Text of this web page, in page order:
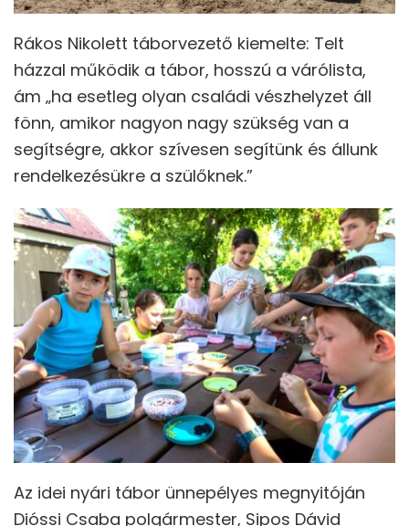
Rákos Nikolett táborvezető kiemelte: Telt
házzal működik a tábor, hosszú a várólista,
ám „ha esetleg olyan családi vészhelyzet áll
fönn, amikor nagyon nagy szükség van a
segítségre, akkor szívesen segítünk és állunk
rendelkezésükre a szülőknek.”
Az idei nyári tábor ünnepélyes megnyitóján
Dióssi Csaba polgármester, Sipos Dávid